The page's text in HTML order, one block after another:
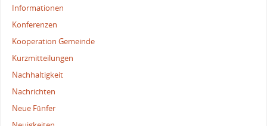
Informationen
Konferenzen
Kooperation Gemeinde
Kurzmitteilungen
Nachhaltigkeit
Nachrichten
Neue Fünfer